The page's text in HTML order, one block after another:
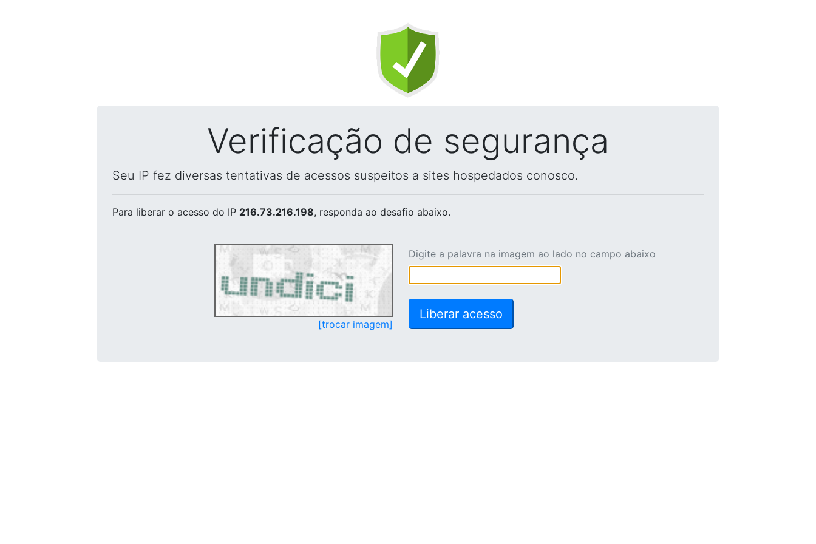
Verificação de segurança
Seu IP fez diversas tentativas de acessos suspeitos a sites hospedados conosco.
Para liberar o acesso do IP 216.73.216.198, responda ao desafio abaixo.
[trocar imagem]
Digite a palavra na imagem ao lado no campo abaixo